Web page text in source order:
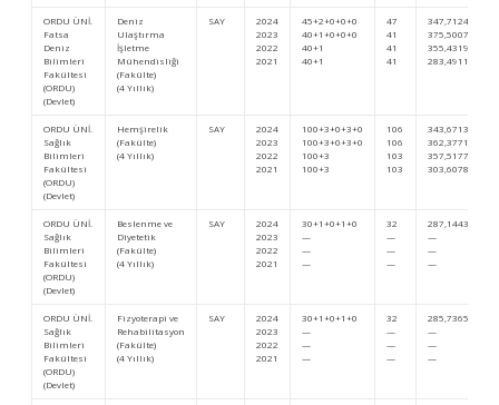
ORDU ÜNİ.
Fatsa
Deniz
Bilimleri
Fakültesi
(ORDU)
(Devlet)
Deniz
Ulaştırma
İşletme
Mühendisliği
(Fakülte)
(4 Yıllık)
SAY
2024
2023
2022
2021
45+2+0+0+0
40+1+0+0+0
40+1
40+1
47
41
41
41
347,71244
375,50070
355,43192
283,49113
ORDU ÜNİ.
Sağlık
Bilimleri
Fakültesi
(ORDU)
(Devlet)
Hemşirelik
(Fakülte)
(4 Yıllık)
SAY
2024
2023
2022
2021
100+3+0+3+0
100+3+0+3+0
100+3
100+3
106
106
103
103
343,67139
362,37712
357,51776
303,60780
ORDU ÜNİ.
Sağlık
Bilimleri
Fakültesi
(ORDU)
(Devlet)
Beslenme ve
Diyetetik
(Fakülte)
(4 Yıllık)
SAY
2024
2023
2022
2021
30+1+0+1+0
—
—
—
32
—
—
—
287,14437
—
—
—
ORDU ÜNİ.
Sağlık
Bilimleri
Fakültesi
(ORDU)
(Devlet)
Fizyoterapi ve
Rehabilitasyon
(Fakülte)
(4 Yıllık)
SAY
2024
2023
2022
2021
30+1+0+1+0
—
—
—
32
—
—
—
285,73654
—
—
—